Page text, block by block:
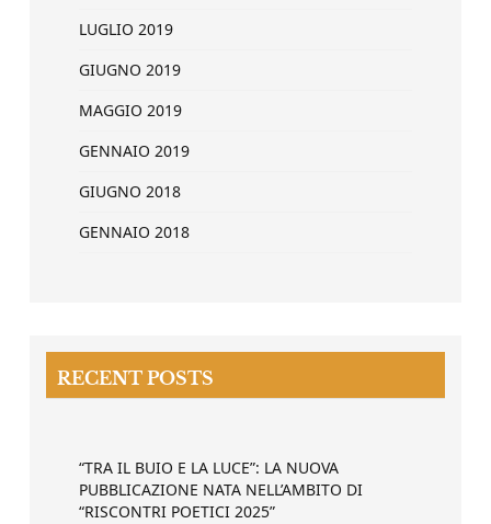
LUGLIO 2019
GIUGNO 2019
MAGGIO 2019
GENNAIO 2019
GIUGNO 2018
GENNAIO 2018
RECENT POSTS
“TRA IL BUIO E LA LUCE”: LA NUOVA
PUBBLICAZIONE NATA NELL’AMBITO DI
“RISCONTRI POETICI 2025”